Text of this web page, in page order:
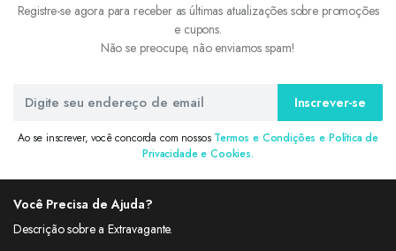
Registre-se agora para receber as últimas atualizações sobre promoções
e cupons.
Não se preocupe, não enviamos spam!
Inscrever-se
Ao se inscrever, você concorda com nossos Termos e Condições e Política de
Privacidade e Cookies.
Você Precisa de Ajuda?
Descrição sobre a Extravagante.